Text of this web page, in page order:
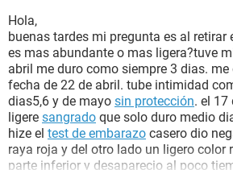
BIENESTAR
SEXUALIDAD
GLOSARIO
Hola,
buenas tardes mi pregunta es al retirar
es mas abundante o mas ligera?tuve
abril me duro como siempre 3 dias.
fecha de 22 de abril. tube intimidad
dias5,6 y de mayo sin protección. el 17
ligere sangrado que solo duro medio
hize el test de embarazo casero dio
raya roja y del otro lado un ligero color
parte inferior y desaparecio al poco